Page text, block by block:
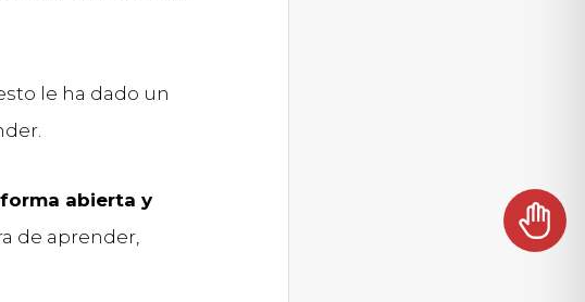
le ha dado un
abierta y
de aprender,